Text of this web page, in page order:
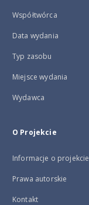
Współtwórca
Data wydania
Typ zasobu
Miejsce wydania
Wydawca
O Projekcie
Informacje o projekcie
Prawa autorskie
Kontakt